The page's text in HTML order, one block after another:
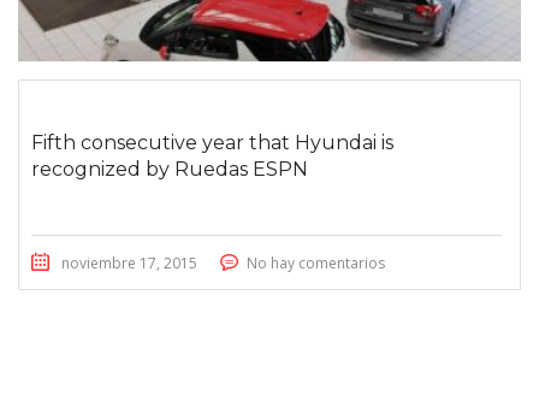
Fifth consecutive year that Hyundai is
recognized by Ruedas ESPN
noviembre 17, 2015 No hay comentarios